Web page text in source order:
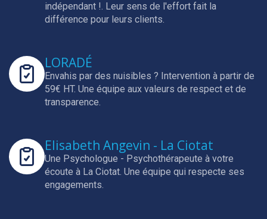
indépendant !. Leur sens de l'effort fait la
différence pour leurs clients.
LORADÉ
Envahis par des nuisibles ? Intervention à partir de
59€ HT. Une équipe aux valeurs de respect et de
transparence.
Elisabeth Angevin - La Ciotat
Une Psychologue - Psychothérapeute à votre
écoute à La Ciotat. Une équipe qui respecte ses
engagements.